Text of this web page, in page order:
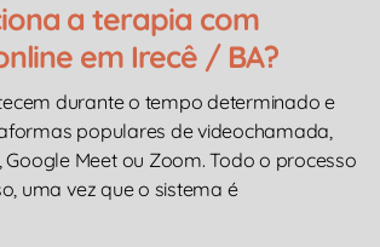
a terapia com
em Irecê / BA?
durante o tempo determinado e
populares de videochamada,
Meet ou Zoom. Todo o processo
uma vez que o sistema é